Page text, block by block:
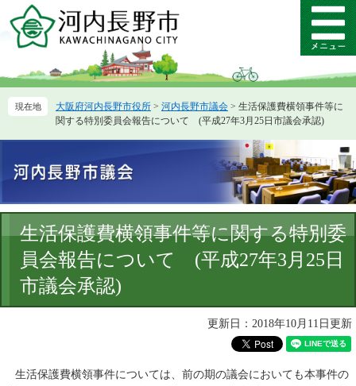
ー
先
ニ
を
て
メ
ニ
ー
大阪府河内長野市役所 > 河内長野市議会 > 生活保護費横領事件等に
関する特別委員会報告について (平成27年3月25日市議会承認)
文
生活保護費横領事件等に関する特別委
員会報告について (平成27年3月25日
市議会承認)
更新日：2018年10月11日更新
生活保護費横領事件については、前の期の議会においても本事件の